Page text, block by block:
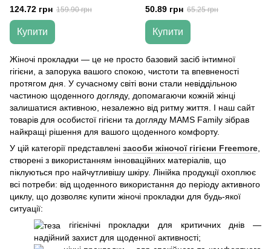
упаковці, 165 мм, 40 шт
124.72 грн 159.90 грн
Купити
50.89 грн 65.25 грн
Купити
Жіночі прокладки — це не просто базовий засіб інтимної
гігієни, а запорука вашого спокою, чистоти та впевненості
протягом дня. У сучасному світі вони стали невіддільною
частиною щоденного догляду, допомагаючи кожній жінці
залишатися активною, незалежно від ритму життя. І наш сайт
товарів для особистої гігієни та догляду MAMS Family зібрав
найкращі рішення для вашого щоденного комфорту.
У цій категорії представлені засоби жіночої гігієни Freemore
створені з використанням інноваційних матеріалів, що
піклуються про найчутливішу шкіру. Лінійка продукції охоплює
всі потреби: від щоденного використання до періоду активного
циклу, що дозволяє купити жіночі прокладки для будь-якої
ситуації:
гігієнічні прокладки для критичних днів —
надійний захист для щоденної активності;